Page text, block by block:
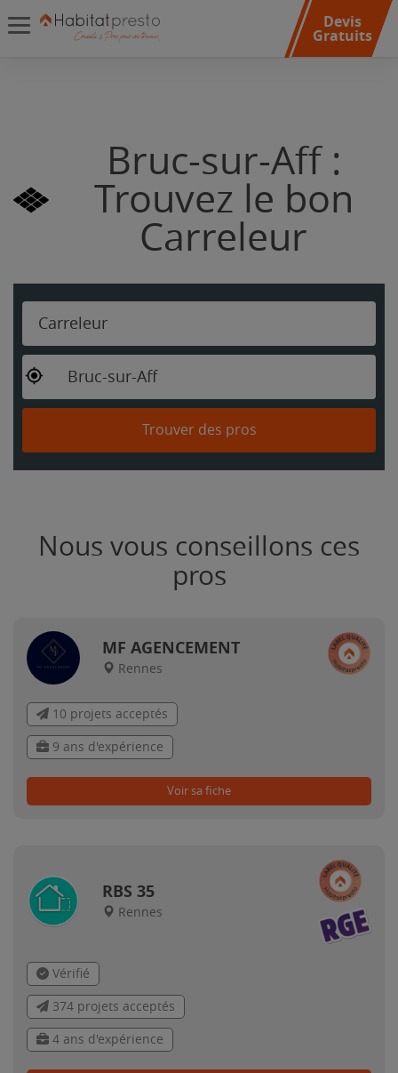
Devis
Gratuits
Bruc-sur-Aff :
Trouvez le bon
Carreleur
Carreleur
Bruc-sur-Aff
Trouver des pros
Nous vous conseillons ces
pros
MF AGENCEMENT
Rennes
10 projets acceptés
9 ans d'expérience
Voir sa fiche
RBS 35
Rennes
Vérifié
374 projets acceptés
4 ans d'expérience